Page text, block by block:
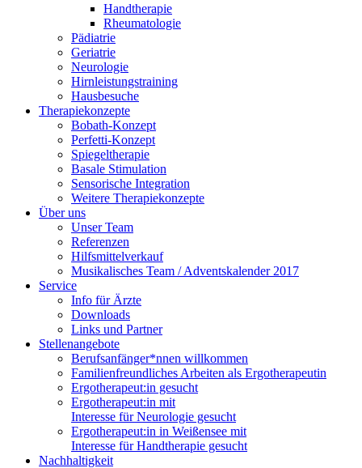
Handtherapie
Rheumatologie
Pädiatrie
Geriatrie
Neurologie
Hirnleistungstraining
Hausbesuche
Therapiekonzepte
Bobath-Konzept
Perfetti-Konzept
Spiegeltherapie
Basale Stimulation
Sensorische Integration
Weitere Therapiekonzepte
Über uns
Unser Team
Referenzen
Hilfsmittelverkauf
Musikalisches Team / Adventskalender 2017
Service
Info für Ärzte
Downloads
Links und Partner
Stellenangebote
Berufsanfänger*nnen willkommen
Familienfreundliches Arbeiten als Ergotherapeutin
Ergotherapeut:in gesucht
Ergotherapeut:in mit
Interesse für Neurologie gesucht
Ergotherapeut:in in Weißensee mit
Interesse für Handtherapie gesucht
Nachhaltigkeit